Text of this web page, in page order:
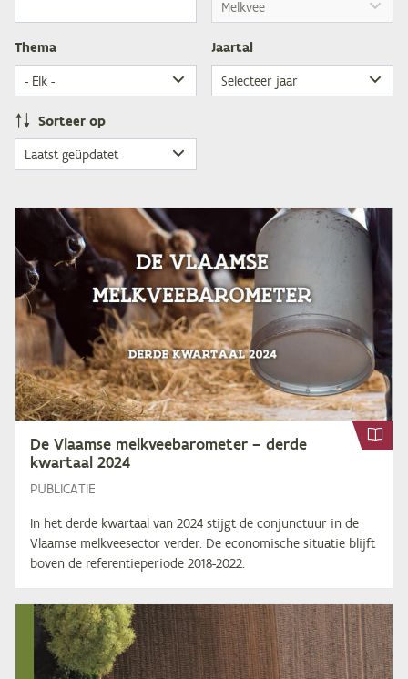
The­ma Jaar­tal
Sor­teer op
De Vlaam­se melk­vee­ba­ro­me­ter – der­de
kwar­taal 2024
PUBLICATIE
In het derde kwartaal van 2024 stijgt de conjunctuur in de
Vlaamse melkveesector verder. De economische situatie blijft
boven de referentieperiode 2018-2022.